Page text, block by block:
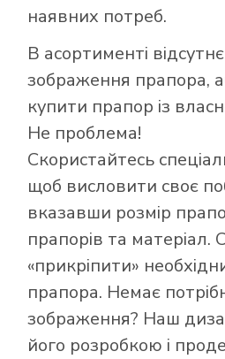
наявних потреб.
В асортименті
зображення прапора,
купити прапор із
Не проблема!
Скористайтесь
щоб висловити своє
вказавши розмір
прапорів та матеріал.
«прикріпити»
прапора. Немає
зображення? Наш
його розробкою і
Як купити
в інтернет-
магазині